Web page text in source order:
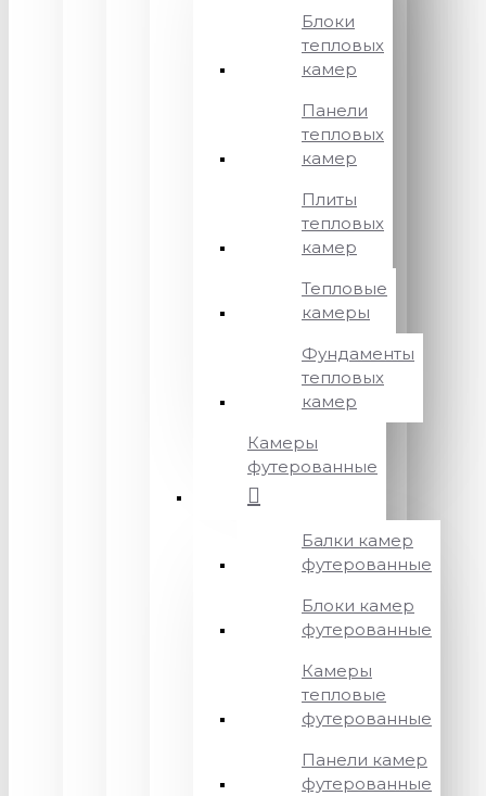
Блоки
тепловых
камер
Панели
тепловых
камер
Плиты
тепловых
камер
Тепловые
камеры
Фундаменты
тепловых
камер
Камеры
футерованные
Балки камер
футерованные
Блоки камер
футерованные
Камеры
тепловые
футерованные
Панели камер
футерованные